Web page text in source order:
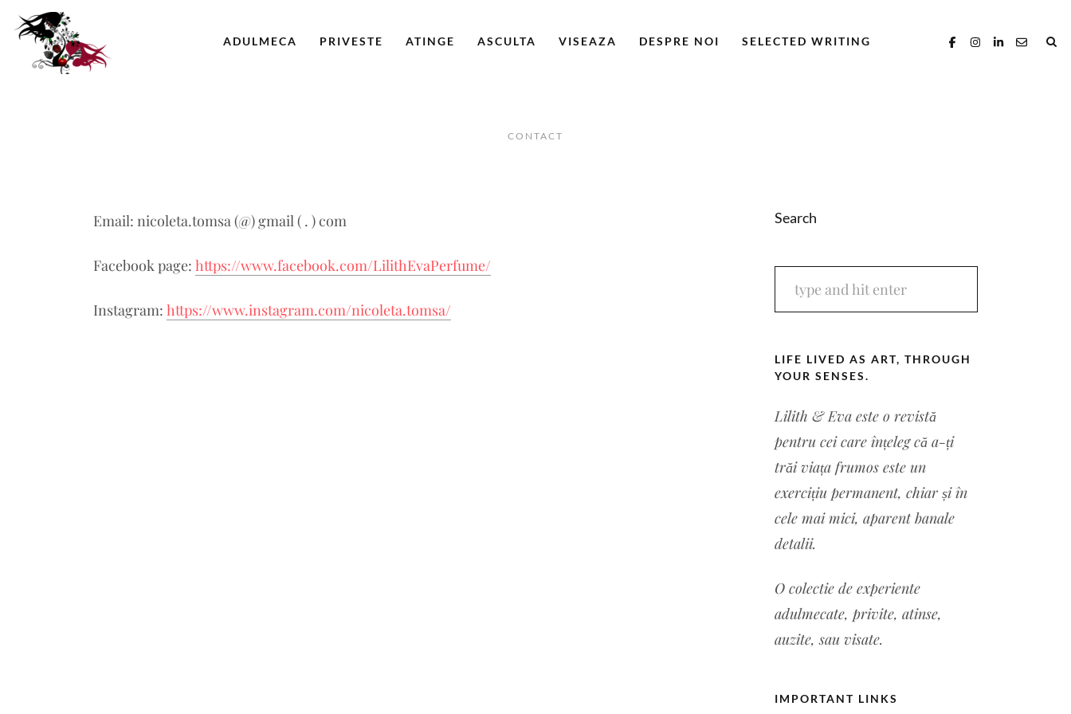
ADULMECA PRIVESTE ATINGE ASCULTA VISEAZA DESPRE NOI SELECTED WRITING
CONTACT
Email: nicoleta.tomsa (@) gmail ( . ) com
Facebook page: https://www.facebook.com/LilithEvaPerfume/
Instagram: https://www.instagram.com/nicoleta.tomsa/
Search
LIFE LIVED AS ART, THROUGH
YOUR SENSES.
Lilith & Eva este o revistă
pentru cei care înțeleg că a-ți
trăi viața frumos este un
exercițiu permanent, chiar și în
cele mai mici, aparent banale
detalii.
O colectie de experiente
adulmecate, privite, atinse,
auzite, sau visate.
IMPORTANT LINKS